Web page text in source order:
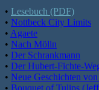
• Lesebuch (PDF)
• Nottbeck City Limits
• Agaete
• Nach Mölln
• Der Schrankmann
• Der Hubert-Fichte-
• Neue Geschichten